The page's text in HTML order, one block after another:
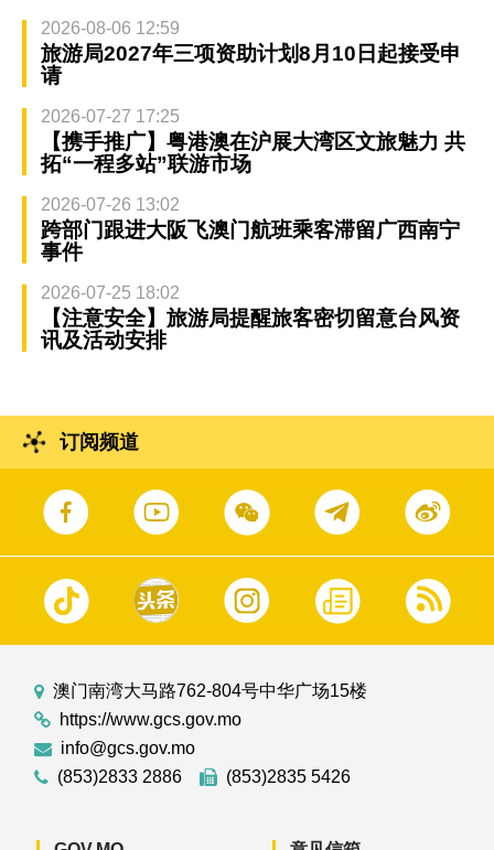
2026-08-06 12:59
旅游局2027年三项资助计划8月10日起接受申
请
2026-07-27 17:25
【携手推广】粤港澳在沪展大湾区文旅魅力 共
拓“一程多站”联游市场
2026-07-26 13:02
跨部门跟进大阪飞澳门航班乘客滞留广西南宁
事件
2026-07-25 18:02
【注意安全】旅游局提醒旅客密切留意台风资
讯及活动安排
订阅频道
澳门南湾大马路762-804号中华广场15楼
https://www.gcs.gov.mo
info@gcs.gov.mo
(853)2833 2886
(853)2835 5426